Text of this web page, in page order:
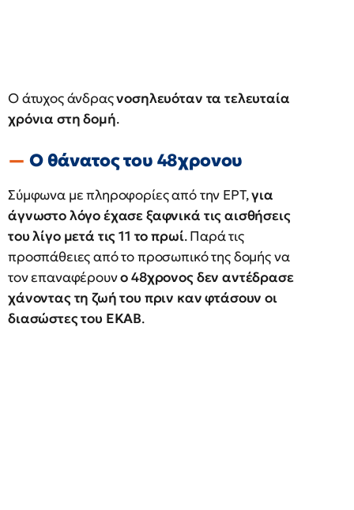
Ο άτυχος άνδραςνοσηλευόταν τα τελευταία
χρόνια στη δομή.
Ο θάνατος του 48χρονου
Σύμφωνα με πληροφορίες από την ΕΡΤ,για
άγνωστο λόγο έχασε ξαφνικά τις αισθήσεις
του λίγο μετά τις 11 το πρωί. Παρά τις
προσπάθειες από το προσωπικό της δομής να
τον επαναφέρουνο 48χρονος δεν αντέδρασε
χάνοντας τη ζωή του πριν καν φτάσουν οι
διασώστες του ΕΚΑΒ.